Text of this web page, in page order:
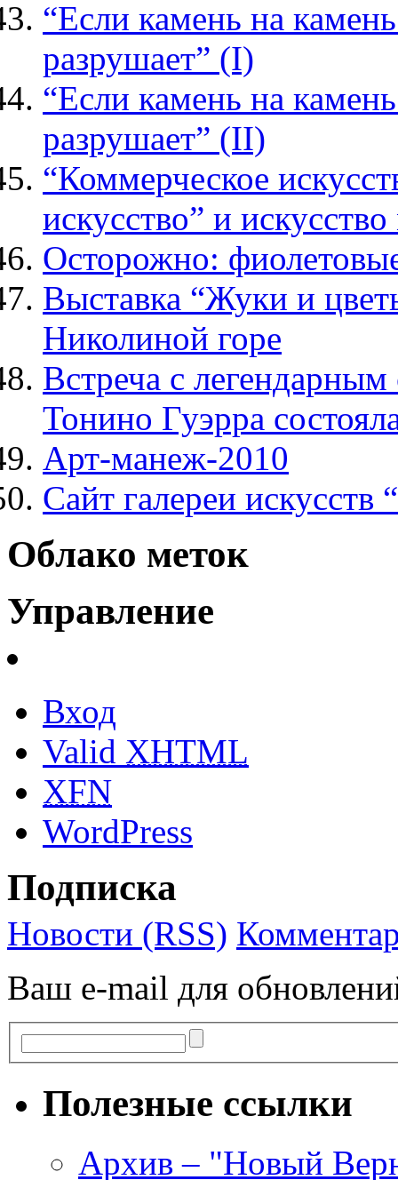
“Если камень на
разрушает” (I)
“Если камень на
разрушает” (II)
“Коммерческое
искусство” и
Осторожно:
Выставка “Жуки и
Николиной горе
Встреча с
Тонино Гуэрра
Арт-манеж-2010
Сайт галереи искусств
Облако меток
Управление
Вход
Valid XHTML
XFN
WordPress
Подписка
Новости (RSS)
Ваш e-mail для
Полезные ссылки
Архив – "Новый